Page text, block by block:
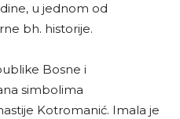
u jednom od
bh. historije.
Bosne i
simbolima
Kotromanić. Imala je